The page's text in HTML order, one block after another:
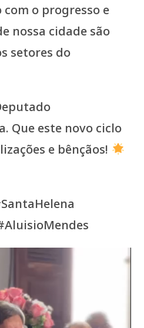
o progresso e
nossa cidade são
setores do
Que este novo ciclo
e bênçãos!